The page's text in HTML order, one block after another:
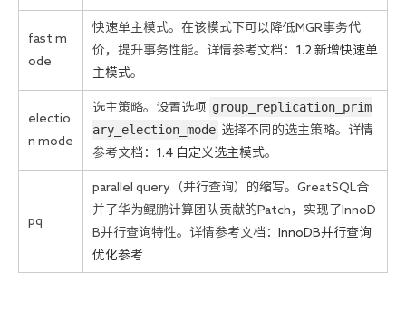
fast m
ode
快速单主模式。在该模式下可以降低MGR事务代
价，提升事务性能。详情参考文档： 1.2 新增快速单
主模式。
electio
n mode
选主策略。设置选项
group_replication_prim
ary_election_mode 选择不同的选主策略。详情
参考文档： 1.4 自定义选主模式。
pq
parallel query（并行查询）的缩写。GreatSQL合
并了华为鲲鹏计算团队贡献的Patch，实现了InnoD
B并行查询特性。详情参考文档：
InnoDB并行查询
优化参考